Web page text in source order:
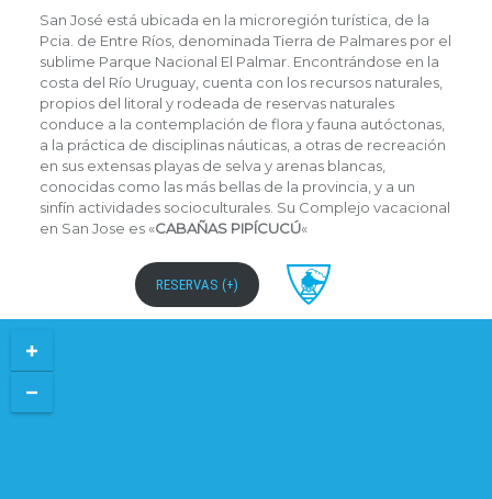
San José está ubicada en la microregión turística, de la
Pcia. de Entre Ríos, denominada Tierra de Palmares por el
sublime Parque Nacional El Palmar. Encontrándose en la
costa del Río Uruguay, cuenta con los recursos naturales,
propios del litoral y rodeada de reservas naturales
conduce a la contemplación de flora y fauna autóctonas,
a la práctica de disciplinas náuticas, a otras de recreación
en sus extensas playas de selva y arenas blancas,
conocidas como las más bellas de la provincia, y a un
sinfín actividades socioculturales. Su Complejo vacacional
en San Jose es «CABAÑAS PIPÍCUCÚ«
RESERVAS (+)